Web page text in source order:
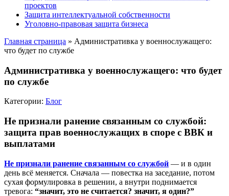
проектов
Защита интеллектуальной собственности
Уголовно-правовая защита бизнеса
Главная страница » Административка у военнослужащего:
что будет по службе
Административка у военнослужащего: что будет
по службе
Категории: Блог
Не признали ранение связанным со службой:
защита прав военнослужащих в споре с ВВК и
выплатами
Не признали ранение связанным со службой — и в один
день всё меняется. Сначала — повестка на заседание, потом
сухая формулировка в решении, а внутри поднимается
тревога: “значит, это не считается? значит, я один?”